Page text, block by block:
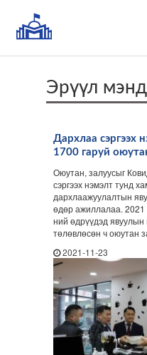
Эрүүл мэнд
Дархлаа сэргээх
1700 гаруй
Оюутан, залуусыг
сэргээх нэмэлт тунд
дархлаажуулалтын
өдөр ажиллалаа. 2021
ний өдрүүдэд
төлөвлөсөн ч оюутан
2021-11-23